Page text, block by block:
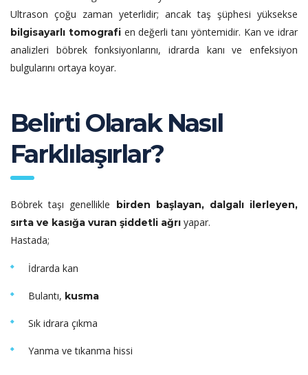
Ultrason çoğu zaman yeterlidir; ancak taş şüphesi yüksekse
bilgisayarlı tomografien değerli tanı yöntemidir. Kan ve idrar
analizleri böbrek fonksiyonlarını, idrarda kanı ve enfeksiyon
bulgularını ortaya koyar.
Belirti Olarak Nasıl
Farklılaşırlar?
Böbrek taşı genellikle
birden başlayan, dalgalı ilerleyen,
sırta ve kasığa vuran şiddetli ağrı yapar.
Hastada;
İdrarda kan
Bulantı, kusma
Sık idrara çıkma
Yanma ve tıkanma hissi